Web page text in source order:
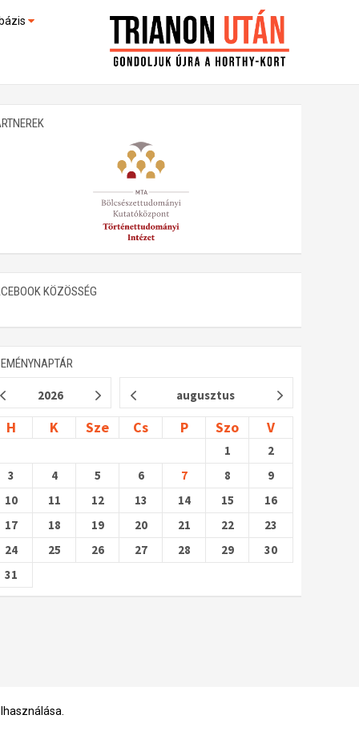
(feltöltés alatt)
KÖZÖSSÉG
2026 augusztus
H K Sze Cs P Szo V
1
2
3
4 5 6 7 8
9
10
11 12 13 14 15
16
17
18 19 20 21 22
23
24
25 26 27 28 29
30
31